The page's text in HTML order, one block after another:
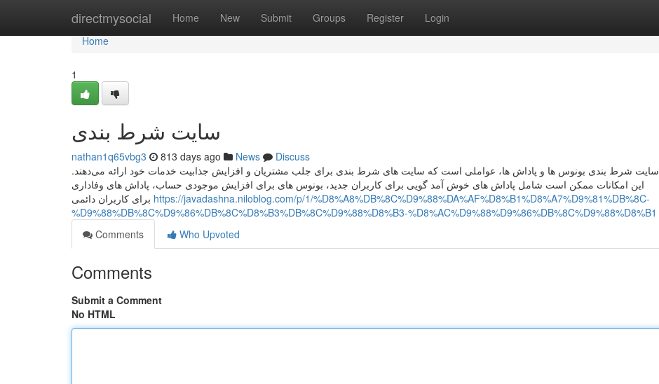
directmysocial Home New Submit Groups Register Login
Home
Home
1
سایت شرط بندی
nathan1q65vbg3 813 days ago News
Discuss
سایت شرط بندی بونوس‌ ها و پاداش‌ ها، عواملی است که سایت‌ های شرط بندی برای جلب مشتریان و افزایش جذابیت خدمات خود ارائه می‌دهند.
این امکانات ممکن است شامل پاداش‌ های خوش‌ آمد گویی برای کاربران جدید، بونوس‌ های برای افزایش موجودی حساب، پاداش‌ های وفاداری
https://javadashna.niloblog.com/p/1/%D8%A8%DB%8C%D9%88%DA%AF%D8%B1%D8%A7%D9%81%DB%8C-
%D9%88%DB%8C%D9%86%DB%8C%D8%B3%DB%8C%D9%88%D8%B3-%D8%AC%D9%88%D9%86%DB%8C%D9%88%D8%B1
Comments
Who Upvoted
Comments
Submit a Comment
No HTML